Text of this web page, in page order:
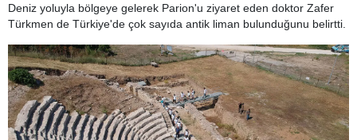
Deniz yoluyla bölgeye gelerek Parion'u ziyaret eden doktor Zafer
Türkmen de Türkiye'de çok sayıda antik liman bulunduğunu belirtti.